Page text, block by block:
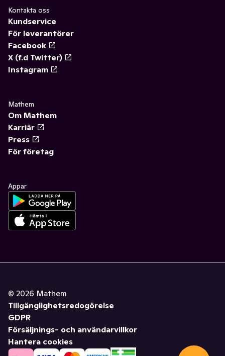
Kontakta oss
Kundservice
För leverantörer
Facebook
X (f.d Twitter)
Instagram
Mathem
Om Mathem
Karriär
Press
För företag
Appar
© 2026 Mathem
Tillgänglighetsredogörelse
GDPR
Försäljnings- och användarvillkor
Hantera cookies